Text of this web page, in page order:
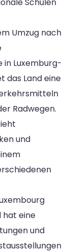
Umzug nach
in Luxemburg-
das Land eine
Radwegen.
und
hat eine
und